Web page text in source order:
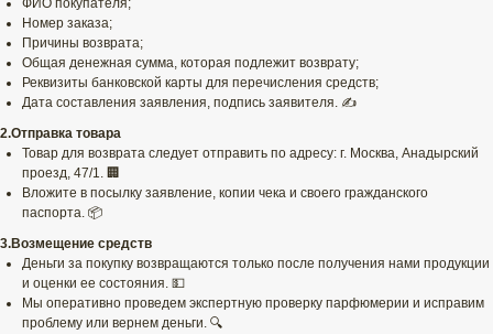
ФИО покупателя;
Номер заказа;
Причины возврата;
Общая денежная сумма, которая подлежит возврату;
Реквизиты банковской карты для перечисления средств;
Дата составления заявления, подпись заявителя. ✍️
2.Отправка товара
Товар для возврата следует отправить по адресу: г. Москва, Анадырский
проезд, 47/1. 🏢
Вложите в посылку заявление, копии чека и своего гражданского
паспорта. 📦
3.Возмещение средств
Деньги за покупку возвращаются только после получения нами продукции
и оценки ее состояния. 💵
Мы оперативно проведем экспертную проверку парфюмерии и исправим
проблему или вернем деньги. 🔍